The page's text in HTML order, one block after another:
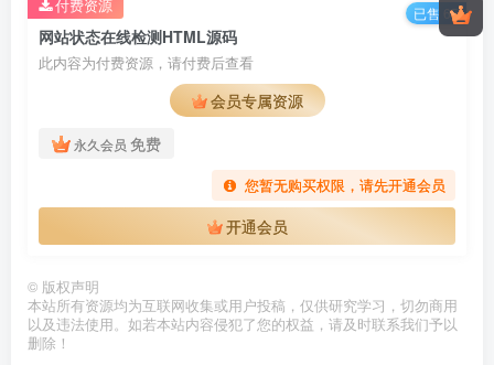
网站状态在线检测HTML源码
此内容为付费资源，请付费后查看
会员专属资源
永久会员 免费
您暂无购买权限，请先开通会员
开通会员
付费资源 已售 65
© 版权声明
本站所有资源均为互联网收集或用户投稿，仅供研究学习，切勿商用
以及违法使用。如若本站内容侵犯了您的权益，请及时联系我们予以
删除！